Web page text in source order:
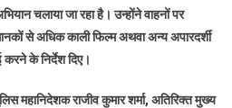
चलाया जा रहा है। उन्होंने वाहनों पर
से अधिक काली फिल्म अथवा अन्य अपारदर्शी
करने के निर्देश दिए।
महानिदेशक राजीव कुमार शर्मा, अतिरिक्त मुख्य